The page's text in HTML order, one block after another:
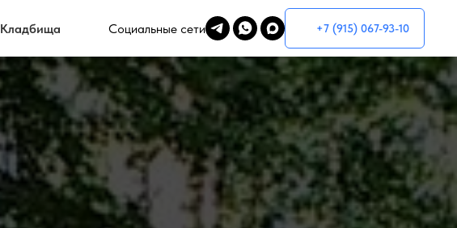
Кладбища Социальные сети +7 (915) 067-93-10